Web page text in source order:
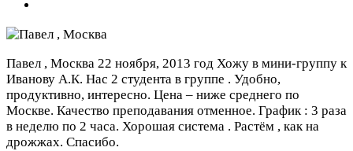
Павел , Москва 22 ноября, 2013 год Хожу в мини-группу к
Иванову А.К. Нас 2 студента в группе . Удобно,
продуктивно, интересно. Цена – ниже среднего по
Москве. Качество преподавания отменное. График : 3 раза
в неделю по 2 часа. Хорошая система . Растём , как на
дрожжах. Спасибо.